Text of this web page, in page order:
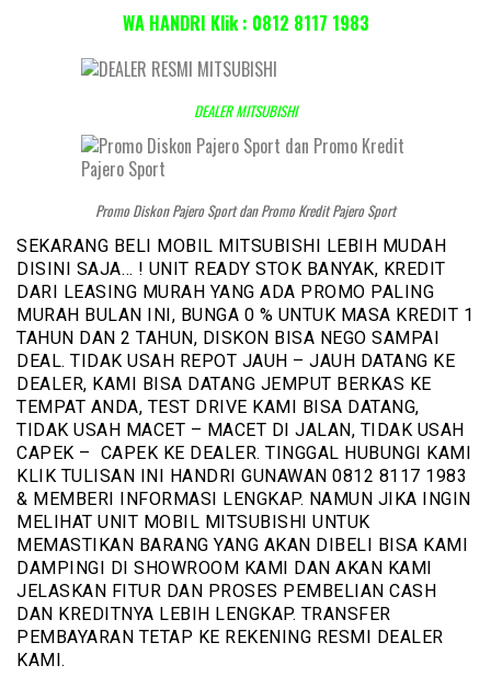
WA HANDRI Klik : 0812 8117 1983
DEALER MITSUBISHI
Promo Diskon Pajero Sport dan Promo Kredit Pajero Sport
SEKARANG BELI MOBIL MITSUBISHI LEBIH MUDAH
DISINI SAJA… ! UNIT READY STOK BANYAK, KREDIT
DARI LEASING MURAH YANG ADA PROMO PALING
MURAH BULAN INI, BUNGA 0 % UNTUK MASA KREDIT 1
TAHUN DAN 2 TAHUN, DISKON BISA NEGO SAMPAI
DEAL. TIDAK USAH REPOT JAUH – JAUH DATANG KE
DEALER, KAMI BISA DATANG JEMPUT BERKAS KE
TEMPAT ANDA, TEST DRIVE KAMI BISA DATANG,
TIDAK USAH MACET – MACET DI JALAN, TIDAK USAH
CAPEK – CAPEK KE DEALER. TINGGAL HUBUNGI KAMI
KLIK TULISAN INI HANDRI GUNAWAN 0812 8117 1983
& MEMBERI INFORMASI LENGKAP. NAMUN JIKA INGIN
MELIHAT UNIT MOBIL MITSUBISHI UNTUK
MEMASTIKAN BARANG YANG AKAN DIBELI BISA KAMI
DAMPINGI DI SHOWROOM KAMI DAN AKAN KAMI
JELASKAN FITUR DAN PROSES PEMBELIAN CASH
DAN KREDITNYA LEBIH LENGKAP. TRANSFER
PEMBAYARAN TETAP KE REKENING RESMI DEALER
KAMI.